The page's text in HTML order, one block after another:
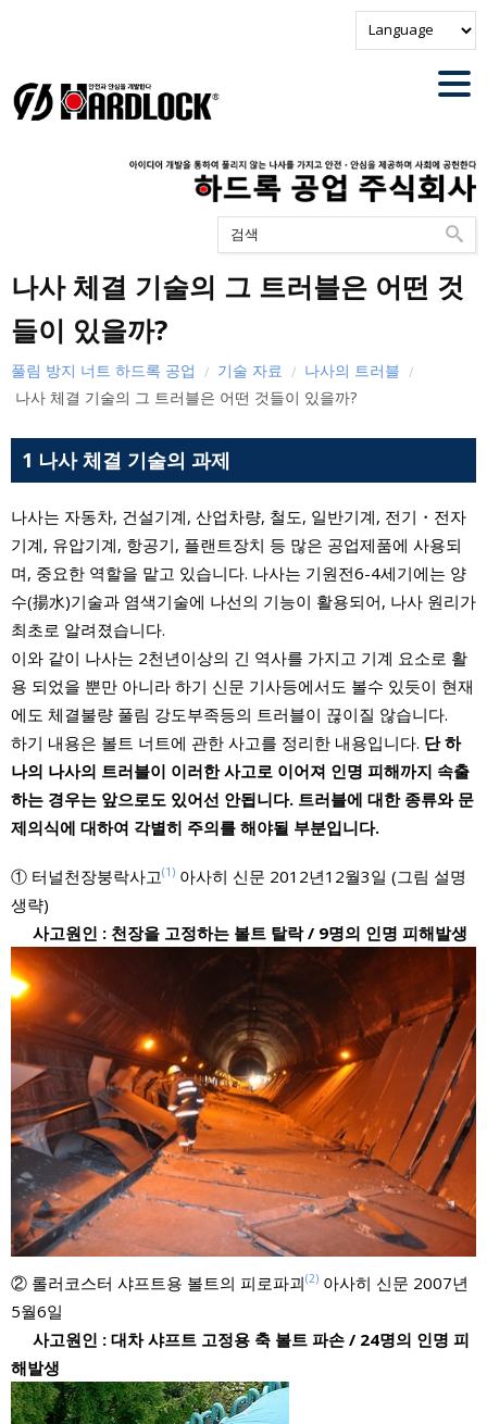
나사 체결 기술의 그 트러블은 어떤 것
들이 있을까?
풀림 방지 너트 하드록 공업 기술 자료
나사의 트러블
나사 체결 기술의 그 트러블은 어떤 것들이 있을까?
1 나사 체결 기술의 과제
나사는 자동차, 건설기계, 산업차량, 철도, 일반기계, 전기・전자
기계, 유압기계, 항공기, 플랜트장치 등 많은 공업제품에 사용되
며, 중요한 역할을 맡고 있습니다. 나사는 기원전6-4세기에는 양
수(揚水)기술과 염색기술에 나선의 기능이 활용되어, 나사 원리가
최초로 알려졌습니다.
이와 같이 나사는 2천년이상의 긴 역사를 가지고 기계 요소로 활
용 되었을 뿐만 아니라 하기 신문 기사등에서도 볼수 있듯이 현재
에도 체결불량 풀림 강도부족등의 트러블이 끊이질 않습니다.
하기 내용은 볼트 너트에 관한 사고를 정리한 내용입니다. 단 하
나의 나사의 트러블이 이러한 사고로 이어져 인명 피해까지 속출
하는 경우는 앞으로도 있어선 안됩니다. 트러블에 대한 종류와 문
제의식에 대하여 각별히 주의를 해야될 부분입니다.
① 터널천장붕락사고(1) 아사히 신문 2012년12월3일 (그림 설명
생략)
사고원인 : 천장을 고정하는 볼트 탈락 / 9명의 인명 피해발생
② 롤러코스터 샤프트용 볼트의 피로파괴(2) 아사히 신문 2007년
5월6일
사고원인 : 대차 샤프트 고정용 축 볼트 파손 / 24명의 인명 피
해발생